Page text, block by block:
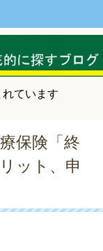
ています
保険「終
ット、申